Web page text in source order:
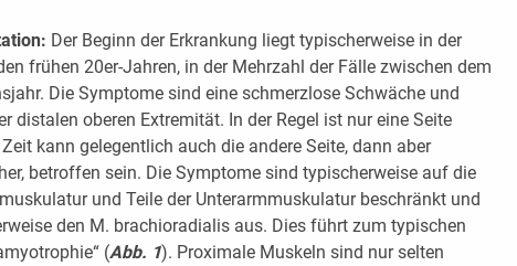
Der Beginn der Erkrankung liegt typischerweise in der
frühen 20er-Jahren, in der Mehrzahl der Fälle zwischen dem
Die Symptome sind eine schmerzlose Schwäche und
distalen oberen Extremität. In der Regel ist nur eine Seite
kann gelegentlich auch die andere Seite, dann aber
betroffen sein. Die Symptome sind typischerweise auf die
und Teile der Unterarmmuskulatur beschränkt und
den M. brachioradialis aus. Dies führt zum typischen
(Abb. 1). Proximale Muskeln sind nur selten